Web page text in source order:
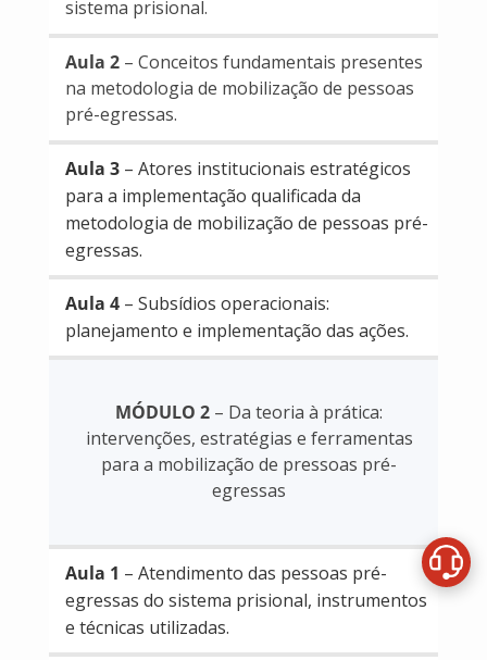
sistema prisional.
Aula 2 – Conceitos fundamentais presentes
na metodologia de mobilização de pessoas
pré-egressas.
Aula 3 – Atores institucionais estratégicos
para a implementação qualificada da
metodologia de mobilização de pessoas pré-
egressas.
Aula 4 – Subsídios operacionais:
planejamento e implementação das ações.
MÓDULO 2 – Da teoria à prática:
intervenções, estratégias e ferramentas
para a mobilização de pressoas pré-
egressas
Aula 1 – Atendimento das pessoas pré-
egressas do sistema prisional, instrumentos
e técnicas utilizadas.